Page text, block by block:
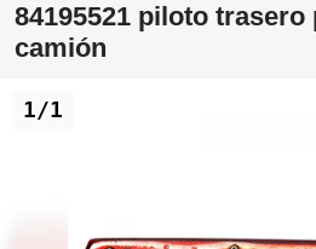
84195521 piloto trasero
camión
1/1